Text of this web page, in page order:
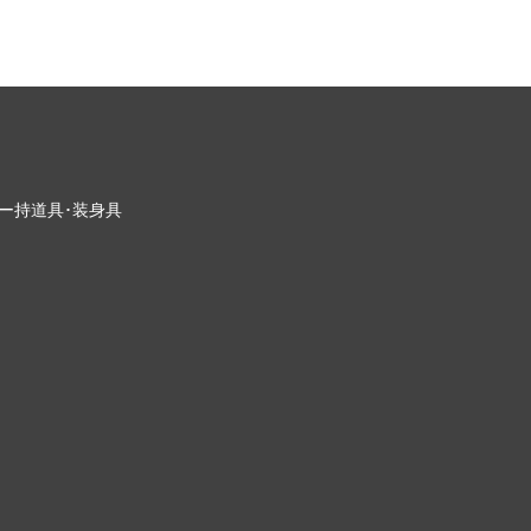
持道具･装身具